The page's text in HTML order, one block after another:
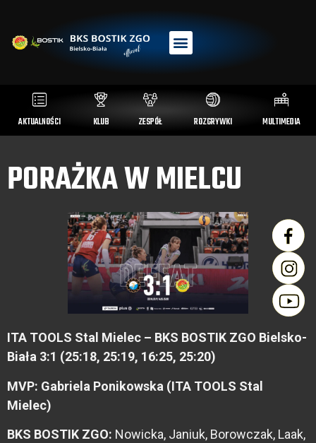
AKTUALNOŚCI KLUB ZESPÓŁ ROZGRYWKI MULTIMEDIA
PORAŻKA W MIELCU
ITA TOOLS Stal Mielec – BKS BOSTIK ZGO Bielsko-
Biała 3:1 (25:18, 25:19, 16:25, 25:20)
MVP: Gabriela Ponikowska (ITA TOOLS Stal
Mielec)
BKS BOSTIK ZGO: Nowicka, Janiuk, Borowczak, Laak,